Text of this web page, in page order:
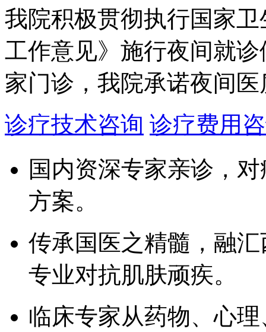
我院积极贯彻执行国家
工作意见》施行夜间就
家门诊，我院承诺夜间
诊疗技术咨询 诊疗费用
国内资深专家亲诊，
方案。
传承国医之精髓，融
专业对抗肌肤顽疾。
临床专家从药物、心